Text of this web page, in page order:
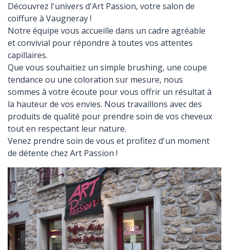
Découvrez l'univers d'Art Passion, votre salon de
coiffure à Vaugneray !
Notre équipe vous accueille dans un cadre agréable
et convivial pour répondre à toutes vos attentes
capillaires.
Que vous souhaitiez un simple brushing, une coupe
tendance ou une coloration sur mesure, nous
sommes à votre écoute pour vous offrir un résultat à
la hauteur de vos envies. Nous travaillons avec des
produits de qualité pour prendre soin de vos cheveux
tout en respectant leur nature.
Venez prendre soin de vous et profitez d'un moment
de détente chez Art Passion !